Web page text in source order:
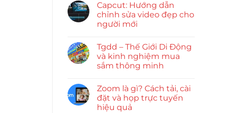
Capcut: Hướng dẫn
chỉnh sửa video đẹp cho
người mới
Tgdd – Thế Giới Di Động
và kinh nghiệm mua
sắm thông minh
Zoom là gì? Cách tải, cài
đặt và họp trực tuyến
hiệu quả